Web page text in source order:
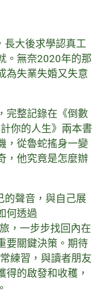
長大後求學認真工
。無奈2020年的那
為失業失婚又失意
完整記錄在《倒數
你的人生》兩本書
，從魯蛇搖身一變
，他究竟是怎麼辦
的聲音，與自己展
何透過
，一步步找回內在
要關鍵決策。期待
練習，與讀者朋友
的啟發和收穫，